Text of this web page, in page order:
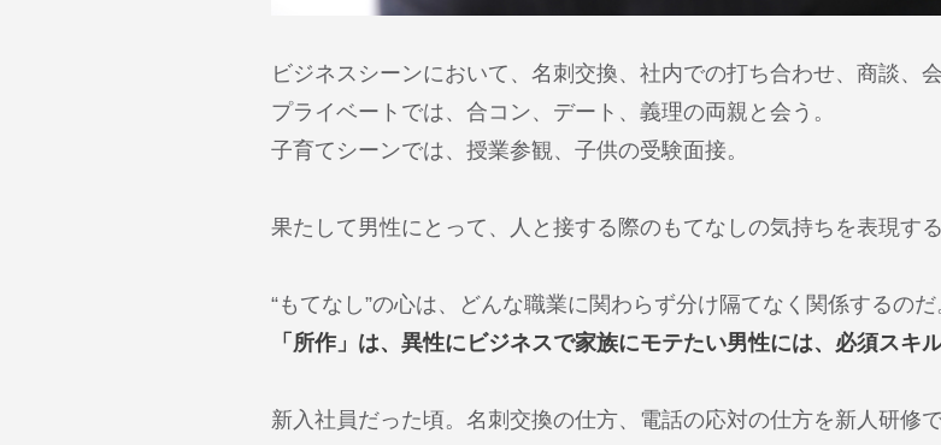
ビジネスシーンにおいて、名刺交換、社内での打ち合わせ、商談、会
プライベートでは、合コン、デート、義理の両親と会う。
子育てシーンでは、授業参観、子供の受験面接。
果たして男性にとって、人と接する際のもてなしの気持ちを表現す
“もてなし”の心は、どんな職業に関わらず分け隔てなく関係するのだ
「所作」は、異性にビジネスで家族にモテたい男性には、必須スキル
新入社員だった頃。名刺交換の仕方、電話の応対の仕方を新人研修